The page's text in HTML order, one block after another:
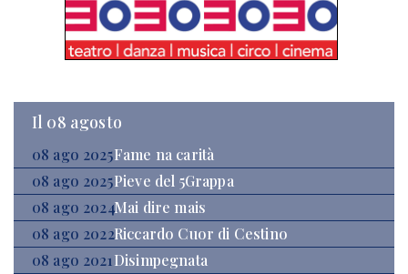
Il 08 agosto
08 ago 2025Fame na carità
08 ago 2025Pieve del 5Grappa
08 ago 2024Mai dire mais
08 ago 2022Riccardo Cuor di Cestino
08 ago 2021Disimpegnata